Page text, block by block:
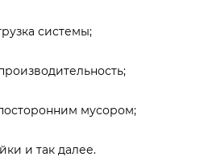
системы;
мусором;
и так далее.